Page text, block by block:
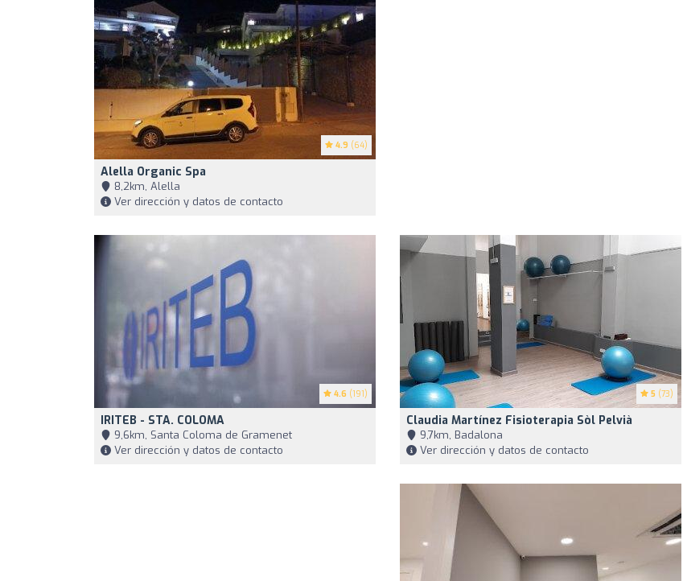
4.9 (64)
Alella Organic Spa
8,2km, Alella
Ver dirección y datos de contacto
4.6 (191)
IRITEB - STA. COLOMA
9,6km, Santa Coloma de Gramenet
Ver dirección y datos de contacto
5 (73)
Claudia Martínez Fisioterapia Sòl Pelvià
9,7km, Badalona
Ver dirección y datos de contacto